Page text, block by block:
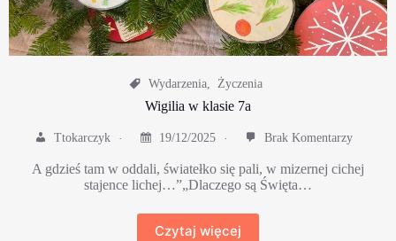
Wydarzenia Życzenia
Wigilia w klasie 7a
Ttokarczyk 19/12/2025 Brak Komentarzy
A gdzieś tam w oddali, światełko się pali, w mizernej cichej
stajence lichej…”„Dlaczego są Święta…
Czytaj więcej